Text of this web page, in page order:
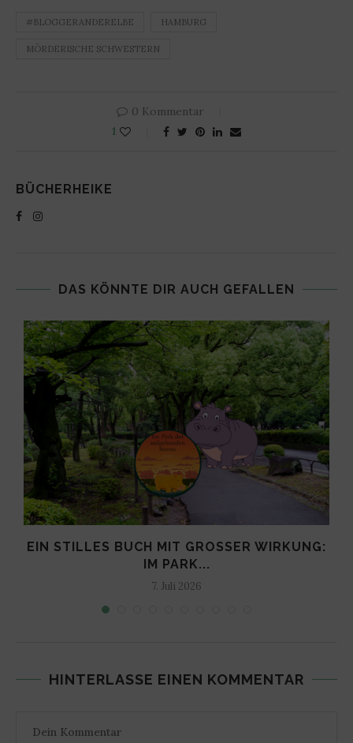
#BLOGGERANDERELBE HAMBURG
MÖRDERISCHE SCHWESTERN
0 Kommentar
1
BÜCHERHEIKE
DAS KÖNNTE DIR AUCH GEFALLEN
EIN STILLES BUCH MIT GROSSER WIRKUNG: I
M PARK...
7. Juli 2026
HINTERLASSE EINEN KOMMENTAR